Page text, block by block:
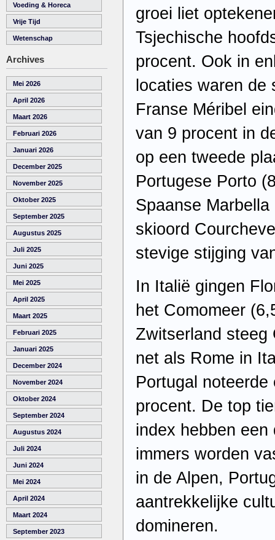
Voeding & Horeca
Vrije Tijd
Wetenschap
Archives
Mei 2026
April 2026
Maart 2026
Februari 2026
Januari 2026
December 2025
November 2025
Oktober 2025
September 2025
Augustus 2025
Juli 2025
Juni 2025
Mei 2025
April 2025
Maart 2025
Februari 2025
Januari 2025
December 2024
November 2024
Oktober 2024
September 2024
Augustus 2024
Juli 2024
Juni 2024
Mei 2024
April 2024
Maart 2024
September 2023
groei liet
Tsjechische
procent. Ook in
locaties waren
Franse Méribel
van 9 procent in
op een tweede
Portugese Porto
Spaanse
skioord
stevige stijging
In Italië gingen
het Comomeer
Zwitserland steeg
net als Rome in
Portugal
procent. De top
index hebben
immers worden
in de Alpen,
aantrekkelijke
domineren.